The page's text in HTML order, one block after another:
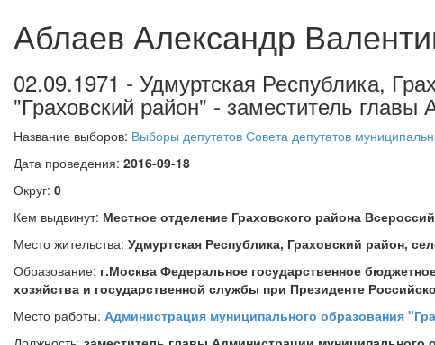
Аблаев Александр
02.09.1971 - Удмуртская Республика,
"Граховский район" - заместитель
Название выборов: Выборы депутатов Совета депутатов
Дата проведения: 2016-09-18
Округ: 0
Кем выдвинут: Местное отделение Граховского района
Место жительства: Удмуртская Республика, Граховский район,
Образование: г.Москва Федеральное государственное
хозяйства и государственной службы при Президенте
Место работы: Администрация муниципального образования